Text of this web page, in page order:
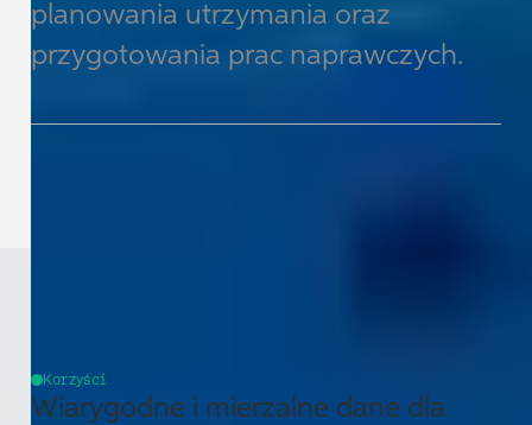
planowania utrzymania oraz
przygotowania prac naprawczych.
Korzyści
Wiarygodne i mierzalne dane dla